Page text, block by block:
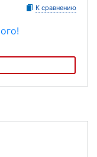
К сравнению